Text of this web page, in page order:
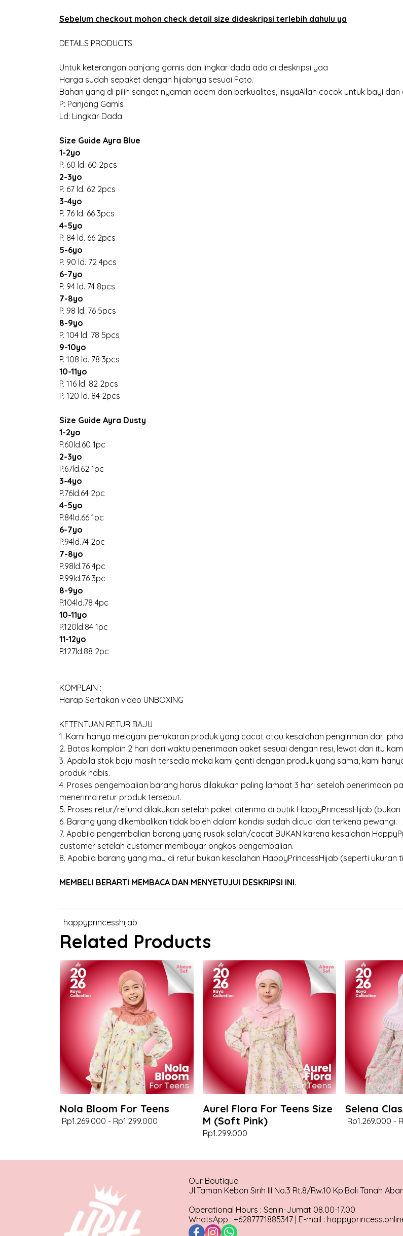
Sebelum checkout mohon check detail size dideskripsi terlebih dahulu ya
DETAILS PRODUCTS
Untuk keterangan panjang gamis dan lingkar dada ada di deskripsi yaa
Harga sudah sepaket dengan hijabnya sesuai Foto.
Bahan yang di pilih sangat nyaman adem dan berkualitas, insyaAllah cocok untuk bayi
P: Panjang Gamis
Ld: Lingkar Dada
Size Guide Ayra Blue
1-2yo
P. 60 ld. 60 2pcs
2-3yo
P. 67 ld. 62 2pcs
3-4yo
P. 76 ld. 66 3pcs
4-5yo
P. 84 ld. 66 2pcs
5-6yo
P. 90 ld. 72 4pcs
6-7yo
P. 94 ld. 74 8pcs
7-8yo
P. 98 ld. 76 5pcs
8-9yo
P. 104 ld. 78 5pcs
9-10yo
P. 108 ld. 78 3pcs
10-11yo
P. 116 ld. 82 2pcs
P. 120 ld. 84 2pcs
Size Guide Ayra Dusty
1-2yo
P.60ld.60 1pc
2-3yo
P.67ld.62 1pc
3-4yo
P.76ld.64 2pc
4-5yo
P.84ld.66 1pc
6-7yo
P.94ld.74 2pc
7-8yo
P.98ld.76 4pc
P.99ld.76 3pc
8-9yo
P.104ld.78 4pc
10-11yo
P.120ld.84 1pc
11-12yo
P.127ld.88 2pc
KOMPLAIN :
Harap Sertakan video UNBOXING
KETENTUAN RETUR BAJU
1. Kami hanya melayani penukaran produk yang cacat atau kesalahan pengiriman dari
2. Batas komplain 2 hari dari waktu penerimaan paket sesuai dengan resi, lewat dari itu
3. Apabila stok baju masih tersedia maka kami ganti dengan produk yang sama, kami
produk habis.
4. Proses pengembalian barang harus dilakukan paling lambat 3 hari setelah penerimaan
menerima retur produk tersebut.
5. Proses retur/refund dilakukan setelah paket diterima di butik HappyPrincessHijab
6. Barang yang dikembalikan tidak boleh dalam kondisi sudah dicuci dan terkena pewangi.
7. Apabila pengembalian barang yang rusak salah/cacat BUKAN karena kesalahan
customer setelah customer membayar ongkos pengembalian.
8. Apabila barang yang mau di retur bukan kesalahan HappyPrincessHijab (seperti
MEMBELI BERARTI MEMBACA DAN MENYETUJUI DESKRIPSI INI.
happyprincesshijab
Related Products
Nola Bloom For Teens
Rp1.269.000 - Rp1.299.000
Aurel Flora For Teens Size
M (Soft Pink)
Rp1.299.000
Selena
Rp1.269.000 -
Our Boutique
Jl.Taman Kebon Sirih III No.3 Rt.8/Rw.10 Kp.Bali Tanah
Operational Hours : Senin-Jumat 08.00-17.00
WhatsApp : +6287771885347 | E-mail :